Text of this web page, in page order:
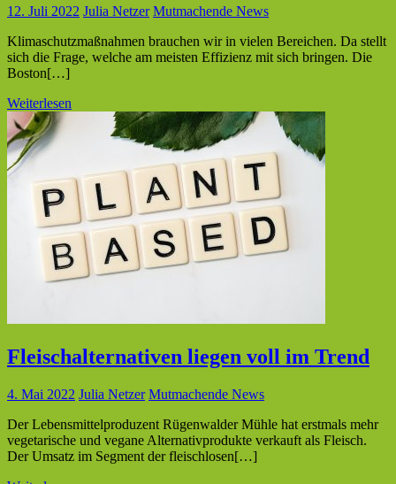
12. Juli 2022 Julia Netzer Mutmachende News
Klimaschutzmaßnahmen brauchen wir in vielen Bereichen. Da stellt
sich die Frage, welche am meisten Effizienz mit sich bringen. Die
Boston[…]
Weiterlesen
Fleischalternativen liegen voll im Trend
4. Mai 2022 Julia Netzer Mutmachende News
Der Lebensmittelproduzent Rügenwalder Mühle hat erstmals mehr
vegetarische und vegane Alternativprodukte verkauft als Fleisch.
Der Umsatz im Segment der fleischlosen[…]